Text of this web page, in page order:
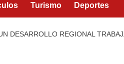
Turismo Deportes
DESARROLLO REGIONAL